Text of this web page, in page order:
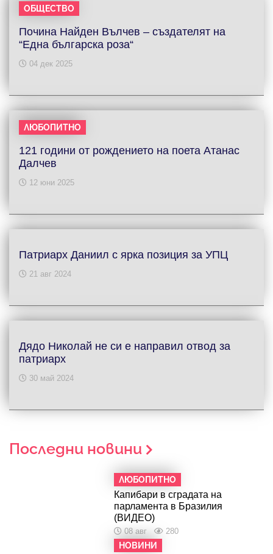
ОБЩЕСТВО
Почина Найден Вълчев – създателят на
“Една българска роза“
04 дек 2025
ЛЮБОПИТНО
121 години от рождението на поета Атанас
Далчев
12 юни 2025
Патриарх Даниил с ярка позиция за УПЦ
21 авг 2024
Дядо Николай не си е направил отвод за
патриарх
30 май 2024
Последни новини
ЛЮБОПИТНО
Капибари в сградата на
парламента в Бразилия
(ВИДЕО)
08 авг 280
НОВИНИ